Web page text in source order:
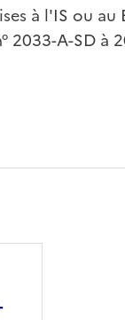
à l'IS ou au
A-SD à